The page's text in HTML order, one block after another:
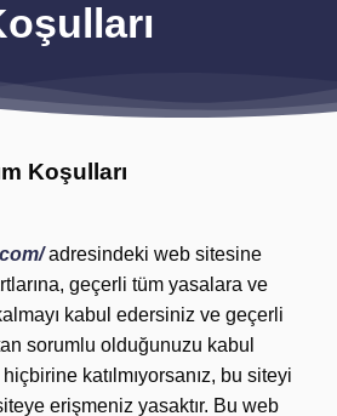
Koşulları
adresindeki web sitesine
geçerli tüm yasalara ve
kabul edersiniz ve geçerli
sorumlu olduğunuzu kabul
katılmıyorsanız, bu siteyi
erişmeniz yasaktır. Bu web